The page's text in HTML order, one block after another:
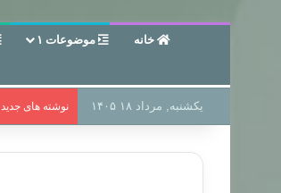
خانه موضوعات ۱
یکشنبه, مرداد ۱۸ ۱۴۰۵ نوشته های جدید